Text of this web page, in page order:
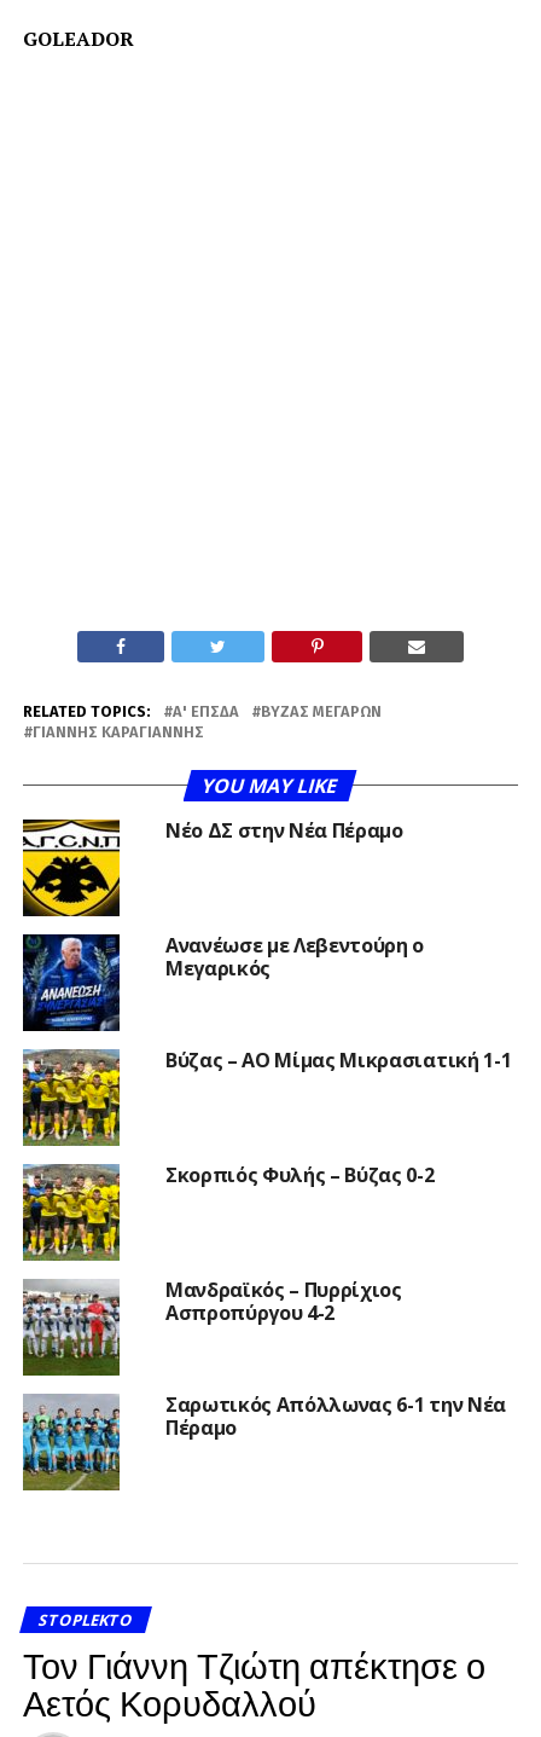
GOLEADOR
RELATED TOPICS: Α' ΕΠΣΔΑ
ΒΎΖΑΣ ΜΕΓΆΡΩΝ
ΓΙΆΝΝΗΣ ΚΑΡΑΓΙΆΝΝΗΣ
YOU MAY LIKE
Νέο ΔΣ στην Νέα Πέραμο
Ανανέωσε με Λεβεντούρη ο
Μεγαρικός
Βύζας – ΑΟ Μίμας Μικρασιατική 1-1
Σκορπιός Φυλής – Βύζας 0-2
Μανδραϊκός – Πυρρίχιος
Ασπροπύργου 4-2
Σαρωτικός Απόλλωνας 6-1 την Νέα
Πέραμο
STOPLEKTO
Τον Γιάννη Τζιώτη απέκτησε ο
Αετός Κορυδαλλού